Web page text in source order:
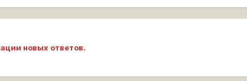
новых ответов.